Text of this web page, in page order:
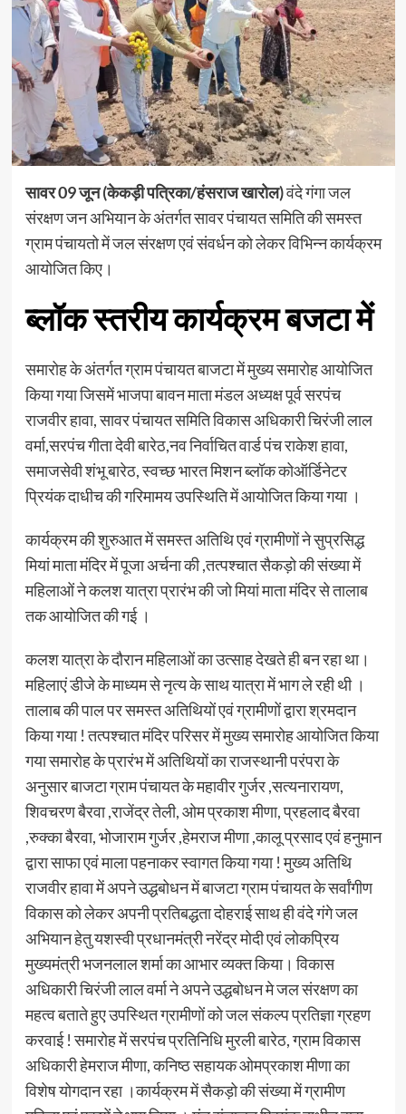
सावर 09 जून (केकड़ी पत्रिका/हंसराज खारोल)वंदे गंगा जल
संरक्षण जन अभियान के अंतर्गत सावर पंचायत समिति की समस्त
ग्राम पंचायतो में जल संरक्षण एवं संवर्धन को लेकर विभिन्न कार्यक्रम
आयोजित किए।
ब्लॉक स्तरीय कार्यक्रम बजटा में
समारोह के अंतर्गत ग्राम पंचायत बाजटा में मुख्य समारोह आयोजित
किया गया जिसमें भाजपा बावन माता मंडल अध्यक्ष पूर्व सरपंच
राजवीर हावा, सावर पंचायत समिति विकास अधिकारी चिरंजी लाल
वर्मा,सरपंच गीता देवी बारेठ,नव निर्वाचित वार्ड पंच राकेश हावा,
समाजसेवी शंभू बारेठ, स्वच्छ भारत मिशन ब्लॉक कोऑर्डिनेटर
प्रियंक दाधीच की गरिमामय उपस्थिति में आयोजित किया गया ।
कार्यक्रम की शुरुआत में समस्त अतिथि एवं ग्रामीणों ने सुप्रसिद्ध
मियां माता मंदिर में पूजा अर्चना की ,तत्पश्चात सैकड़ो की संख्या में
महिलाओं ने कलश यात्रा प्रारंभ की जो मियां माता मंदिर से तालाब
तक आयोजित की गई ।
कलश यात्रा के दौरान महिलाओं का उत्साह देखते ही बन रहा था।
महिलाएं डीजे के माध्यम से नृत्य के साथ यात्रा में भाग ले रही थी ।
तालाब की पाल पर समस्त अतिथियों एवं ग्रामीणों द्वारा श्रमदान
किया गया ! तत्पश्चात मंदिर परिसर में मुख्य समारोह आयोजित किया
गया समारोह के प्रारंभ में अतिथियों का राजस्थानी परंपरा के
अनुसार बाजटा ग्राम पंचायत के महावीर गुर्जर ,सत्यनारायण,
शिवचरण बैरवा ,राजेंद्र तेली, ओम प्रकाश मीणा, प्रहलाद बैरवा
,रुक्का बैरवा, भोजाराम गुर्जर ,हेमराज मीणा ,कालू प्रसाद एवं हनुमान
द्वारा साफा एवं माला पहनाकर स्वागत किया गया ! मुख्य अतिथि
राजवीर हावा में अपने उद्धबोधन में बाजटा ग्राम पंचायत के सर्वांगीण
विकास को लेकर अपनी प्रतिबद्धता दोहराई साथ ही वंदे गंगे जल
अभियान हेतु यशस्वी प्रधानमंत्री नरेंद्र मोदी एवं लोकप्रिय
मुख्यमंत्री भजनलाल शर्मा का आभार व्यक्त किया। विकास
अधिकारी चिरंजी लाल वर्मा ने अपने उद्धबोधन मे जल संरक्षण का
महत्व बताते हुए उपस्थित ग्रामीणों को जल संकल्प प्रतिज्ञा ग्रहण
करवाई ! समारोह में सरपंच प्रतिनिधि मुरली बारेठ, ग्राम विकास
अधिकारी हेमराज मीणा, कनिष्ठ सहायक ओमप्रकाश मीणा का
विशेष योगदान रहा ।कार्यक्रम में सैकड़ो की संख्या में ग्रामीण